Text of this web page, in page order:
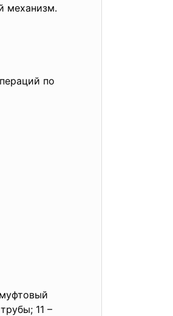
механизм.
по
11 –